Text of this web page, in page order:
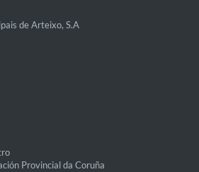
de Arteixo, S.A
Provincial da Coruña